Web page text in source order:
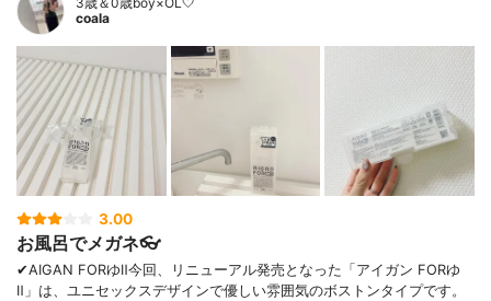
coala
3.00
お風呂でメガネ👓
✔︎AIGAN FORゆⅡ今回、リニューアル発売となった「アイガン FORゆ
Ⅱ」は、ユニセックスデザインで優しい雰囲気のボストンタイプです。